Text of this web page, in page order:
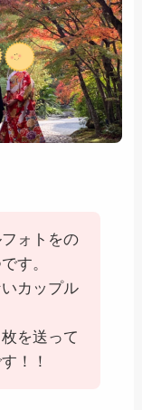
ォトをの
す。
カップル
を送って
！！